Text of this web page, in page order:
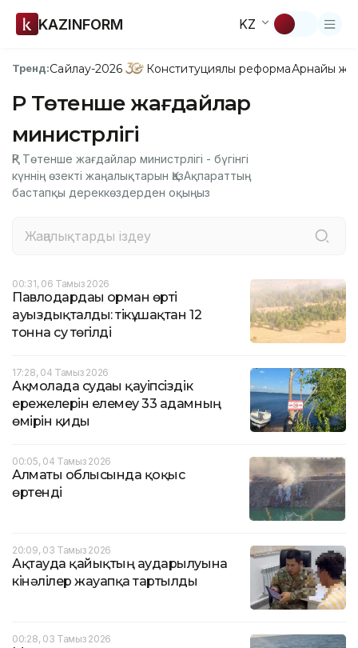
KAZINFORM KZ
Тренд:Сайлау-2026 Конституциялық реформаАрнайы
ҚР Төтенше жағдайлар
министрлігі
ҚР Төтенше жағдайлар министрлігі - бүгінгі
күннің өзекті жаңалықтарын ҚазАқпараттың
бастапқы дереккөздерден оқыңыз
00:31, 06 Тамыз 2026
Павлодардағы орман өрті
ауыздықталды: тікұшақтан 12
тонна су төгілді
17:28, 04 Тамыз 2026
Ақмолада судағы қауіпсіздік
ережелерін елемеу 33 адамның
өмірін қиды
00:05, 04 Тамыз 2026
Алматы облысында қоқыс
өртенді
20:09, 03 Тамыз 2026
Ақтауда қайықтың аударылуына
кінәлілер жауапқа тартылды
00:28, 03 Тамыз 2026